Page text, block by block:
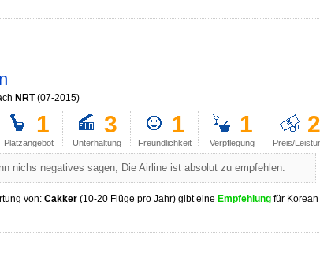
NRT(07-2015)
1
Platzangebot
3
Unterhaltung
1
Freundlichkeit
1
Verpflegung
2
Preis/
nichs negatives sagen, Die Airline ist absolut zu empfehlen.
von: Cakker (10-20 Flüge pro Jahr) gibt eine Empfehlung für Korean